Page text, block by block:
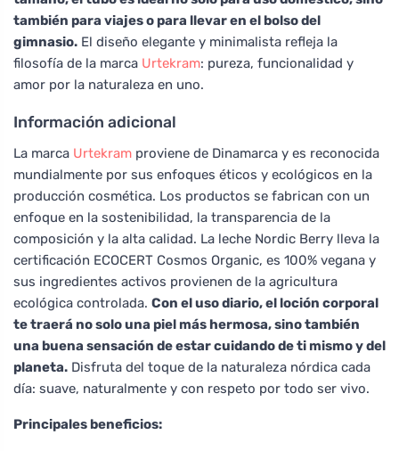
también para viajes o para llevar en el bolso del
gimnasio. El diseño elegante y minimalista refleja la
filosofía de la marca Urtekram: pureza, funcionalidad y
amor por la naturaleza en uno.
Información adicional
La marca Urtekram proviene de Dinamarca y es reconocida
mundialmente por sus enfoques éticos y ecológicos en la
producción cosmética. Los productos se fabrican con un
enfoque en la sostenibilidad, la transparencia de la
composición y la alta calidad. La leche Nordic Berry lleva la
certificación ECOCERT Cosmos Organic, es 100% vegana y
sus ingredientes activos provienen de la agricultura
ecológica controlada. Con el uso diario, el loción corporal
te traerá no solo una piel más hermosa, sino también
una buena sensación de estar cuidando de ti mismo y del
planeta. Disfruta del toque de la naturaleza nórdica cada
día: suave, naturalmente y con respeto por todo ser vivo.
Principales beneficios: